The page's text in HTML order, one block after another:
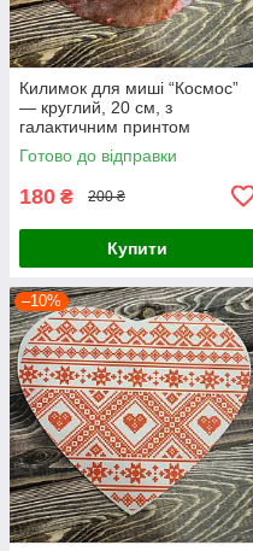
Килимок для миші “Космос”
— круглий, 20 см, з
галактичним принтом
Готово до відправки
180 ₴ 200 ₴
Купити
–10%